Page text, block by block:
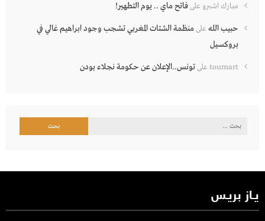
مبارك اشبرو علىفاتح ماي .. يوم التطهير!
حبيب الله علىمنظمة الشتات المغربي تشجب وجود ابراهيم غالي في
بروكسيل
toumart علىتونس..الإعلان عن حكومة نجلاء بودن
البحث
يـاز بريـس